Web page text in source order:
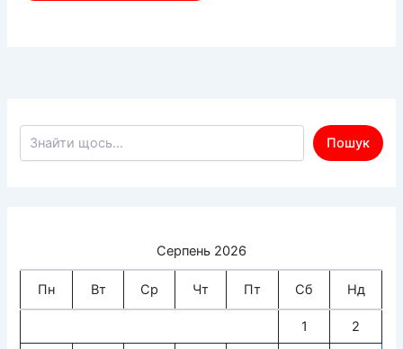
Пошук
Серпень 2026
Пн Вт Ср Чт Пт Сб Нд
1 2